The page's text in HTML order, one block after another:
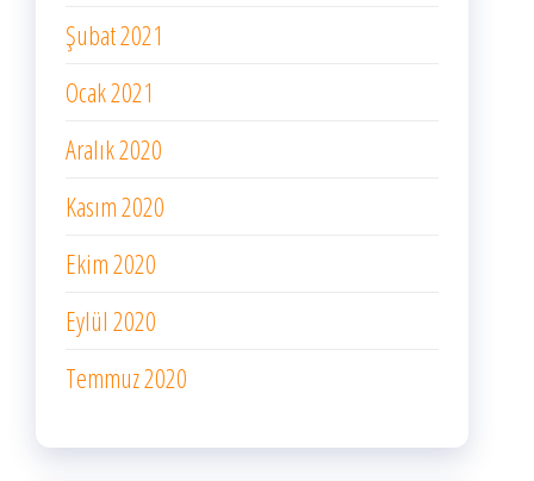
Şubat 2021
Ocak 2021
Aralık 2020
Kasım 2020
Ekim 2020
Eylül 2020
Temmuz 2020